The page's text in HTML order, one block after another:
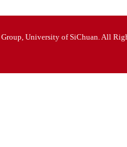
University of SiChuan. All